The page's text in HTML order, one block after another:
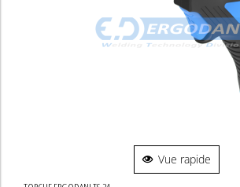
Vue rapide